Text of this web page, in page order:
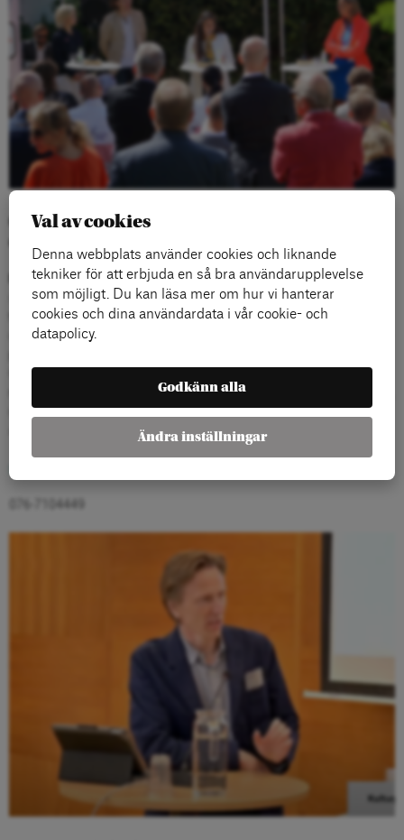
Civilsamhällets villkor, ungas delaktighet och
Rosaline Marbinahär rektor för Arenaakademin, Arena Idés
spetsutbildning för progressiva opinionsbildare. Rosaline är också
tidigare ordförande för LSU – Landsrådet för Sveriges
ungdomsorganisationer. Hon har även arbetat som pressekreterare
OSSE under Sveriges ordförandeskap och har varit en av
regeringens fyra demokratiambassadörer. Hon är en van föreläsare,
utbildare och moderator. Förra året höll Rosaline tal vid invigningen
av Almedalsveckan, se dethär
Val av cookies
Denna webbplats använder cookies och liknande
tekniker för att erbjuda en så bra användarupplevelse
som möjligt. Du kan läsa mer om hur vi hanterar
cookies och dina användardata i vår cookie- och
datapolicy.
Godkänn alla
Ändra inställningar